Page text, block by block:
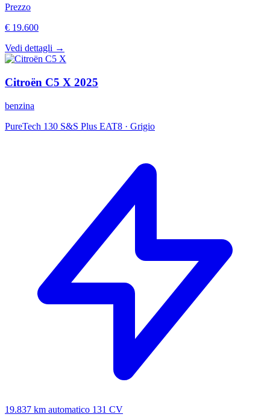
Prezzo
€ 19.600
Vedi dettagli →
Citroën C5 X 2025
benzina
PureTech 130 S&S Plus EAT8 · Grigio
19.837 km automatico 131 CV